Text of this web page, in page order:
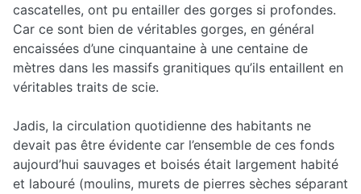
cascatelles, ont pu entailler des gorges si profondes.
Car ce sont bien de véritables gorges, en général
encaissées d’une cinquantaine à une centaine de
mètres dans les massifs granitiques qu’ils entaillent en
véritables traits de scie.
Jadis, la circulation quotidienne des habitants ne
devait pas être évidente car l’ensemble de ces fonds
aujourd’hui sauvages et boisés était largement habité
et labouré (moulins, murets de pierres sèches séparant